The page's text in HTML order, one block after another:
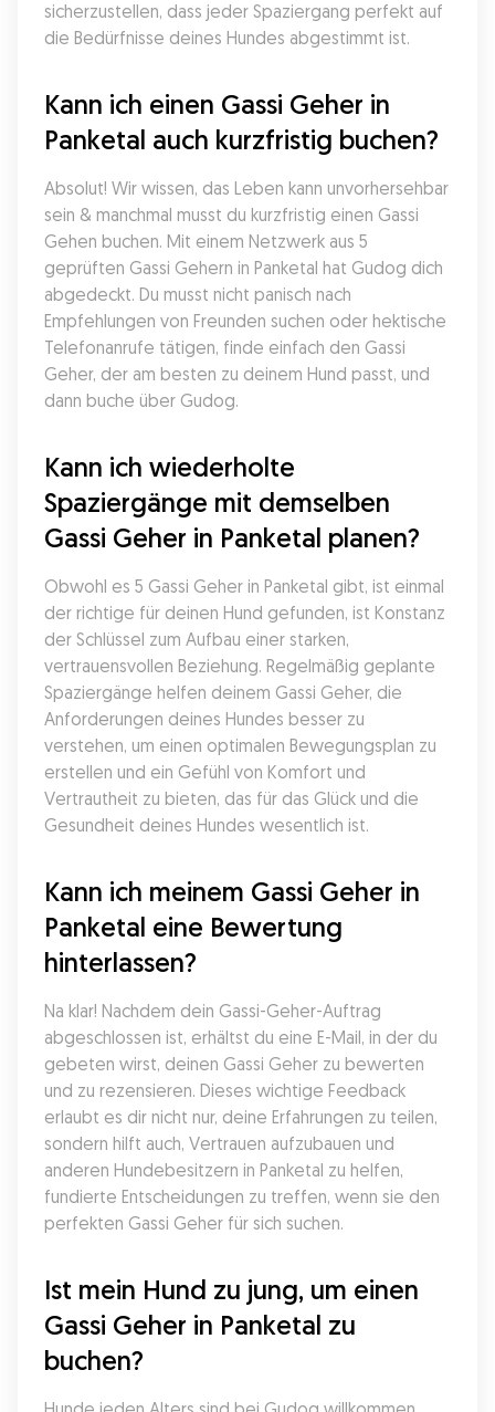
sicherzustellen, dass jeder Spaziergang perfekt auf
die Bedürfnisse deines Hundes abgestimmt ist.
Kann ich einen Gassi Geher in
Panketal auch kurzfristig buchen?
Absolut! Wir wissen, das Leben kann unvorhersehbar
sein & manchmal musst du kurzfristig einen Gassi
Gehen buchen. Mit einem Netzwerk aus 5
geprüften Gassi Gehern in Panketal hat Gudog dich
abgedeckt. Du musst nicht panisch nach
Empfehlungen von Freunden suchen oder hektische
Telefonanrufe tätigen, finde einfach den Gassi
Geher, der am besten zu deinem Hund passt, und
dann buche über Gudog.
Kann ich wiederholte
Spaziergänge mit demselben
Gassi Geher in Panketal planen?
Obwohl es 5 Gassi Geher in Panketal gibt, ist einmal
der richtige für deinen Hund gefunden, ist Konstanz
der Schlüssel zum Aufbau einer starken,
vertrauensvollen Beziehung. Regelmäßig geplante
Spaziergänge helfen deinem Gassi Geher, die
Anforderungen deines Hundes besser zu
verstehen, um einen optimalen Bewegungsplan zu
erstellen und ein Gefühl von Komfort und
Vertrautheit zu bieten, das für das Glück und die
Gesundheit deines Hundes wesentlich ist.
Kann ich meinem Gassi Geher in
Panketal eine Bewertung
hinterlassen?
Na klar! Nachdem dein Gassi-Geher-Auftrag
abgeschlossen ist, erhältst du eine E-Mail, in der du
gebeten wirst, deinen Gassi Geher zu bewerten
und zu rezensieren. Dieses wichtige Feedback
erlaubt es dir nicht nur, deine Erfahrungen zu teilen,
sondern hilft auch, Vertrauen aufzubauen und
anderen Hundebesitzern in Panketal zu helfen,
fundierte Entscheidungen zu treffen, wenn sie den
perfekten Gassi Geher für sich suchen.
Ist mein Hund zu jung, um einen
Gassi Geher in Panketal zu
buchen?